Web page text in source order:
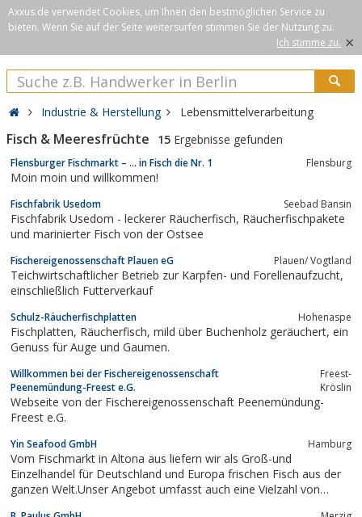
Axxus.de verwendet Cookies, um Ihnen den bestmöglichen Service zu
bieten. Wenn Sie auf der Seite weitersurfen stimmen Sie der Nutzung zu.
Ich stimme zu. ×
Industrie & Herstellung Lebensmittelverarbeitung
Fisch & Meeresfrüchte 15 Ergebnisse gefunden
Flensburger Fischmarkt – … in Fisch die Nr. 1 Flensburg
Moin moin und willkommen!
Fischfabrik Usedom Seebad Bansin
Fischfabrik Usedom - leckerer Räucherfisch, Räucherfischpakete
und marinierter Fisch von der Ostsee
Fischereigenossenschaft Plauen eG Plauen/ Vogtland
Teichwirtschaftlicher Betrieb zur Karpfen- und Forellenaufzucht,
einschließlich Futterverkauf
Schulz-Räucherfischplatten Hohenaspe
Fischplatten, Räucherfisch, mild über Buchenholz geräuchert, ein
Genuss für Auge und Gaumen.
Willkommen bei der Fischereigenossenschaft
Peenemündung-Freest e.G.
Freest-
Kröslin
Webseite von der Fischereigenossenschaft Peenemündung-
Freest e.G.
Yin Seafood GmbH Hamburg
Vom Fischmarkt in Altona aus liefern wir als Groß-und
Einzelhandel für Deutschland und Europa frischen Fisch aus der
ganzen Welt.Unser Angebot umfasst auch eine Vielzahl von